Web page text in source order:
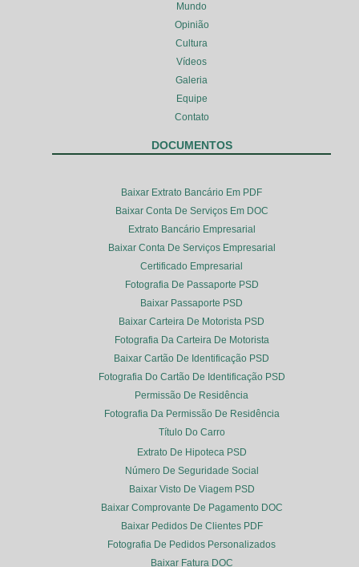
Mundo
Opinião
Cultura
Vídeos
Galeria
Equipe
Contato
DOCUMENTOS
Baixar Extrato Bancário Em PDF
Baixar Conta De Serviços Em DOC
Extrato Bancário Empresarial
Baixar Conta De Serviços Empresarial
Certificado Empresarial
Fotografia De Passaporte PSD
Baixar Passaporte PSD
Baixar Carteira De Motorista PSD
Fotografia Da Carteira De Motorista
Baixar Cartão De Identificação PSD
Fotografia Do Cartão De Identificação PSD
Permissão De Residência
Fotografia Da Permissão De Residência
Título Do Carro
Extrato De Hipoteca PSD
Número De Seguridade Social
Baixar Visto De Viagem PSD
Baixar Comprovante De Pagamento DOC
Baixar Pedidos De Clientes PDF
Fotografia De Pedidos Personalizados
Baixar Fatura DOC